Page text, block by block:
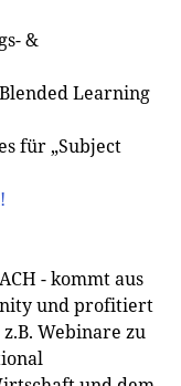
&
Learning
für „Subject
- kommt aus
und profitiert
Webinare zu